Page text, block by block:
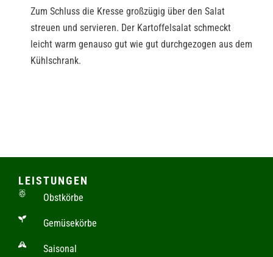
Zum Schluss die Kresse großzügig über den Salat
streuen und servieren. Der Kartoffelsalat schmeckt
leicht warm genauso gut wie gut durchgezogen aus dem
Kühlschrank.
LEISTUNGEN
Obstkörbe
Gemüsekörbe
Saisonal